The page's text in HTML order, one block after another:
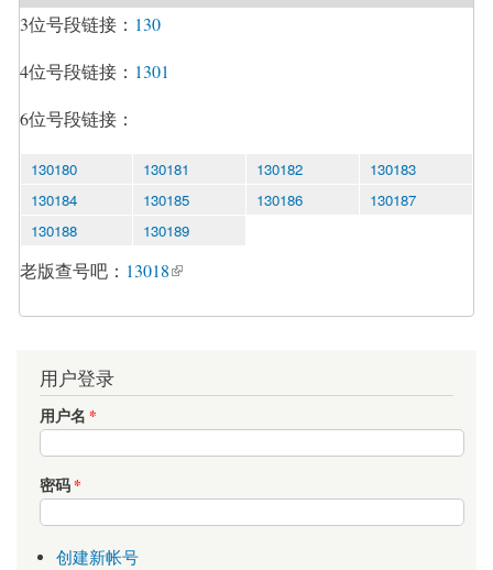
3位号段链接： 130
4位号段链接： 1301
6位号段链接：
130180 130181 130182
130183
130184
130185 130186
130187
130188
130189
老版查号吧： 13018
用户登录
用户名 *
密码*
创建新帐号